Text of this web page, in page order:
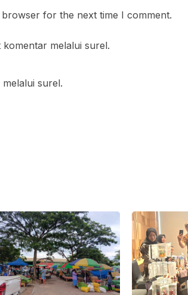
for the next time I comment.
melalui surel.
surel.